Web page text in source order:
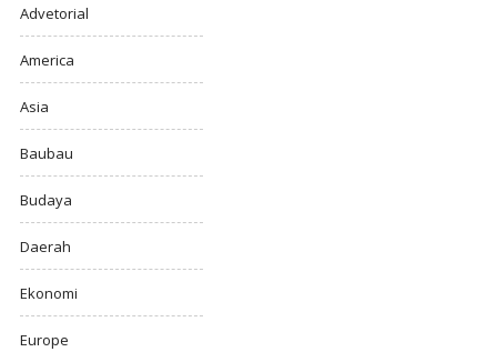
Advetorial
America
Asia
Baubau
Budaya
Daerah
Ekonomi
Europe